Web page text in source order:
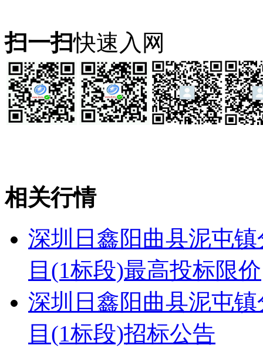
扫一扫快速入网
相关行情
深圳日鑫阳曲县泥屯
目(1标段)最高投标限价
深圳日鑫阳曲县泥屯
目(1标段)招标公告